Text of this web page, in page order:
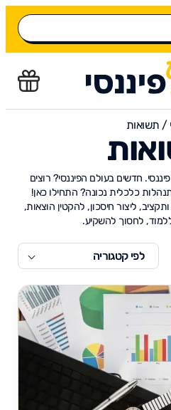
/ תשואות
חדשים בעולם הפיננסי? רוצים
ללמוד מ-0 ל-100 התנהלות כלכלית נכונה? התחילו כאן!
ליצור חיסכון, להקטין הוצאות,
לחסוך להשקיע.
לפי קטגוריה